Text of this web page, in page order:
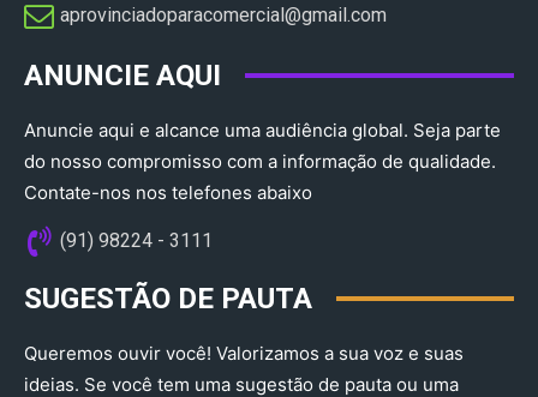
aprovinciadoparacomercial@gmail.com​
ANUNCIE AQUI
Anuncie aqui e alcance uma audiência global. Seja parte
do nosso compromisso com a informação de qualidade.
Contate-nos nos telefones abaixo
(91) 98224 - 3111
SUGESTÃO DE PAUTA
Queremos ouvir você! Valorizamos a sua voz e suas
ideias. Se você tem uma sugestão de pauta ou uma